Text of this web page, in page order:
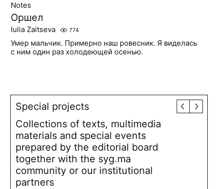
Notes
Оршел
Iulia Zaitseva 774
Умер мальчик. Примерно наш ровесник. Я виделась
с ним один раз холодеющей осенью.
Special projects
Collections of texts, multimedia
materials and special events
prepared by the editorial board
together with the syg.ma
community or our institutional
partners